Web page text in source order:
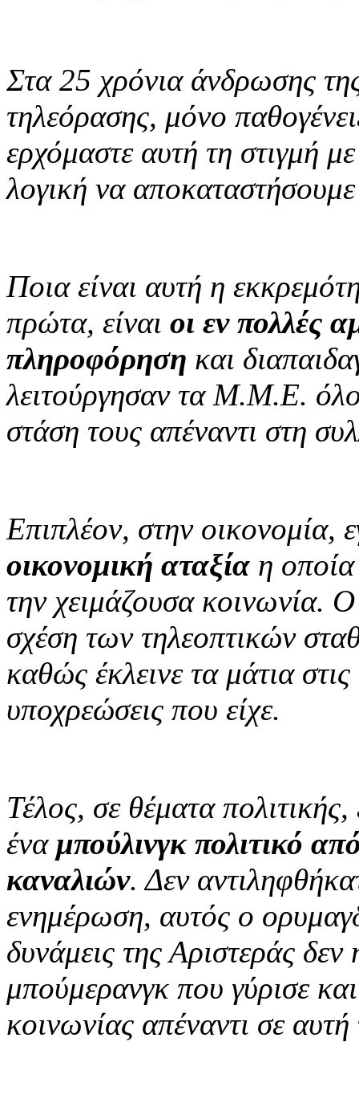
Στα 25 χρόνια άνδρωσης
τηλεόρασης, μόνο
ερχόμαστε αυτή τη στιγμή
λογική να
Ποια είναι αυτή η
πρώτα, είναι οι εν πολλές
πληροφόρηση και
λειτούργησαν τα Μ.Μ.Ε.
στάση τους απέναντι στη
Επιπλέον, στην οικονομία,
οικονομική αταξία η οποία
την χειμάζουσα κοινωνία.
σχέση των τηλεοπτικών
καθώς έκλεινε τα μάτια
υποχρεώσεις που είχε.
Τέλος, σε θέματα
ένα μπούλινγκ πολιτικό
καναλιών. Δεν
ενημέρωση, αυτός ο
δυνάμεις της Αριστεράς
μπούμερανγκ που γύρισε
κοινωνίας απέναντι σε